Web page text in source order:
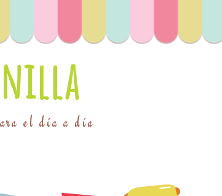
el día a día